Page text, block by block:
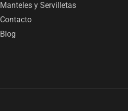
Manteles y Servilletas
Contacto
Blog